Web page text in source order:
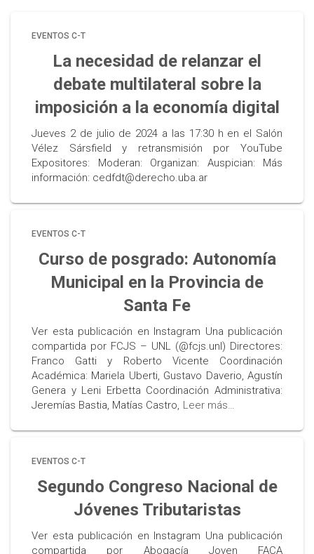
EVENTOS C-T
La necesidad de relanzar el
debate multilateral sobre la
imposición a la economía digital
Jueves 2 de julio de 2024 a las 17:30 h en el Salón
Vélez Sársfield y retransmisión por YouTube
Expositores: Moderan: Organizan: Auspician: Más
información: cedfdt@derecho.uba.ar
EVENTOS C-T
Curso de posgrado: Autonomía
Municipal en la Provincia de
Santa Fe
Ver esta publicación en Instagram Una publicación
compartida por FCJS – UNL (@fcjs.unl) Directores:
Franco Gatti y Roberto Vicente Coordinación
Académica: Mariela Uberti, Gustavo Daverio, Agustín
Genera y Leni Erbetta Coordinación Administrativa:
Jeremías Bastia, Matías Castro, Leer más…
EVENTOS C-T
Segundo Congreso Nacional de
Jóvenes Tributaristas
Ver esta publicación en Instagram Una publicación
compartida por Abogacía Joven FACA